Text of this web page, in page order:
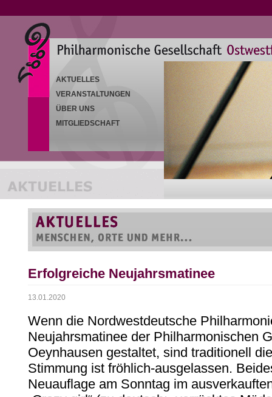
AKTUELLES
VERANSTALTUNGEN
ÜBER UNS
MITGLIEDSCHAFT
Erfolgreiche Neujahrsmatinee
13.01.2020
Wenn die Nordwestdeutsche
Neujahrsmatinee der Philharmonischen
Oeynhausen gestaltet, sind traditionell
Stimmung ist fröhlich-ausgelassen.
Neuauflage am Sonntag im